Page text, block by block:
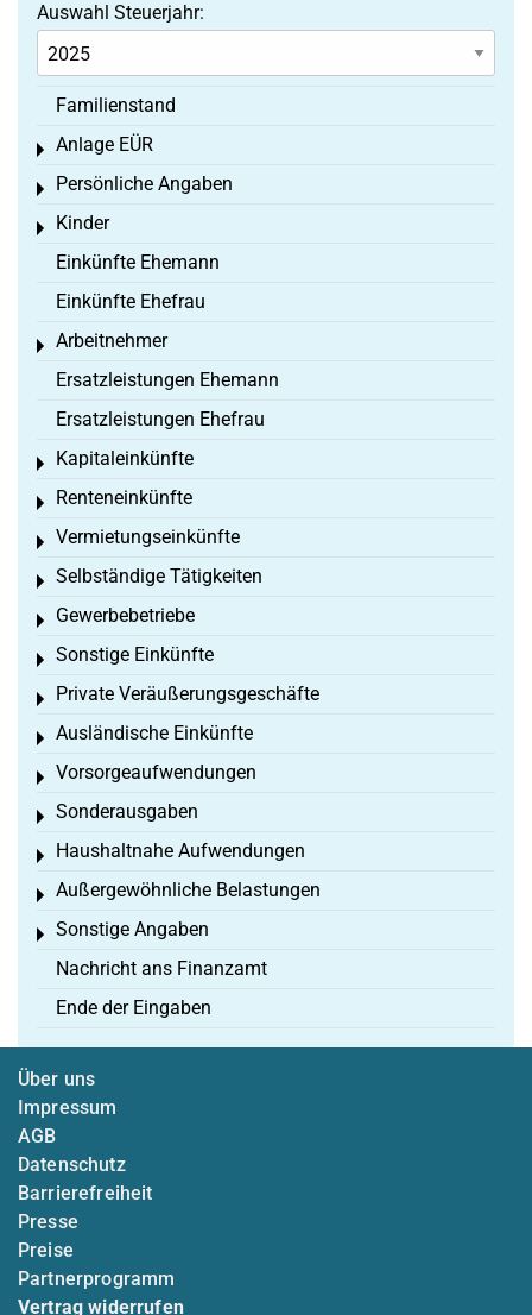
Auswahl Steuerjahr:
Familienstand
Anlage EÜR
Toggle menu
Persönliche Angaben
Toggle menu
Kinder
Toggle menu
Einkünfte Ehemann
Einkünfte Ehefrau
Arbeitnehmer
Toggle menu
Ersatzleistungen Ehemann
Ersatzleistungen Ehefrau
Kapitaleinkünfte
Toggle menu
Renteneinkünfte
Toggle menu
Vermietungseinkünfte
Toggle menu
Selbständige Tätigkeiten
Toggle menu
Gewerbebetriebe
Toggle menu
Sonstige Einkünfte
Toggle menu
Private Veräußerungsgeschäfte
Toggle menu
Ausländische Einkünfte
Toggle menu
Vorsorgeaufwendungen
Toggle menu
Sonderausgaben
Toggle menu
Haushaltnahe Aufwendungen
Toggle menu
Außergewöhnliche Belastungen
Toggle menu
Sonstige Angaben
Toggle menu
Nachricht ans Finanzamt
Ende der Eingaben
Über uns
Impressum
AGB
Datenschutz
Barrierefreiheit
Presse
Preise
Partnerprogramm
Vertrag widerrufen